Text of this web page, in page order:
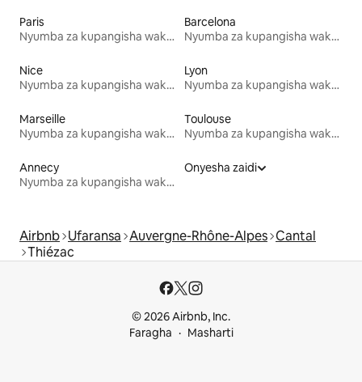
Paris
Nyumba za kupangisha wakati wa likizo
Barcelona
Nyumba za kupangisha wakati wa likizo
Nice
Nyumba za kupangisha wakati wa likizo
Lyon
Nyumba za kupangisha wakati wa likizo
Marseille
Nyumba za kupangisha wakati wa likizo
Toulouse
Nyumba za kupangisha wakati wa likizo
Annecy
Nyumba za kupangisha wakati wa likizo
Onyesha zaidi
Airbnb Ufaransa Auvergne-Rhône-Alpes Cantal
Thiézac
© 2026 Airbnb, Inc.
Faragha
Masharti